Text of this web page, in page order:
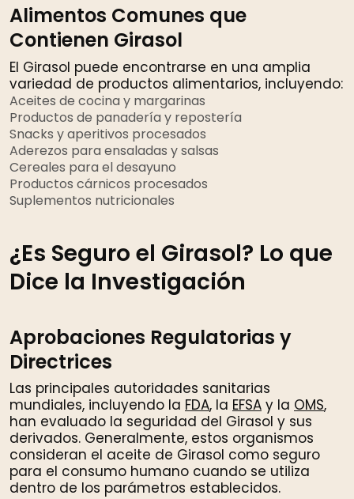
Alimentos Comunes que
Contienen Girasol
El Girasol puede encontrarse en una amplia
variedad de productos alimentarios, incluyendo:
Aceites de cocina y margarinas
Productos de panadería y repostería
Snacks y aperitivos procesados
Aderezos para ensaladas y salsas
Cereales para el desayuno
Productos cárnicos procesados
Suplementos nutricionales
¿Es Seguro el Girasol? Lo que
Dice la Investigación
Aprobaciones Regulatorias y
Directrices
Las principales autoridades sanitarias
mundiales, incluyendo la FDA, la EFSA y la OMS,
han evaluado la seguridad del Girasol y sus
derivados. Generalmente, estos organismos
consideran el aceite de Girasol como seguro
para el consumo humano cuando se utiliza
dentro de los parámetros establecidos.